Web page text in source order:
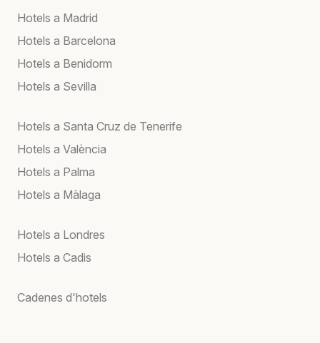
Hotels a Madrid
Hotels a Barcelona
Hotels a Benidorm
Hotels a Sevilla
Hotels a Santa Cruz de Tenerife
Hotels a València
Hotels a Palma
Hotels a Màlaga
Hotels a Londres
Hotels a Cadis
Cadenes d'hotels